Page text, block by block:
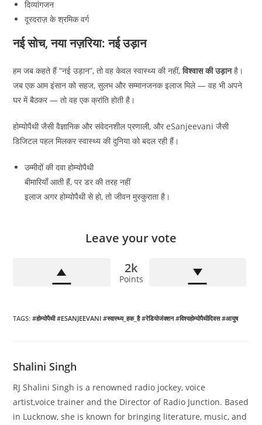
दिव्यांगजन
दूरदराज़ के श्रमिक वर्ग
नई सोच, नया नज़रिया: नई उड़ान
हम जब कहते हैं “नई उड़ान”, तो वह केवल स्वास्थ्य की नहीं,विश्वास की उड़ानहै।
जब एक आम इंसान को सहज, सुलभ और सम्मानजनक इलाज मिले — वह भी अपने
घर में बैठकर — तो वह एक क्रांति होती है।
होम्योपैथी जैसी वैज्ञानिक और संवेदनशील प्रणाली, और eSanjeevani जैसी
डिजिटल पहल मिलकर स्वास्थ्य की दुनिया को बदल रही हैं।
उम्मीदों की दवा होम्योपैथी
बीमारियाँ आती हैं, पर डर की तरह नहीं
इलाज अगर होम्योपैथी से हो, तो जीवन मुस्कुराता है।
Leave your vote
2k
Points
TAGS:#होम्योपैथी #ESANJEEVANI #स्वास्थ्य_हक_है #रेडियोजंक्शन #विश्वहोम्योपैथीदिवस #आयुष
Shalini Singh
RJ Shalini Singh is a renowned radio jockey, voice
artist,voice trainer and the Director of Radio Junction. Based
in Lucknow, she is known for bringing literature, music, and